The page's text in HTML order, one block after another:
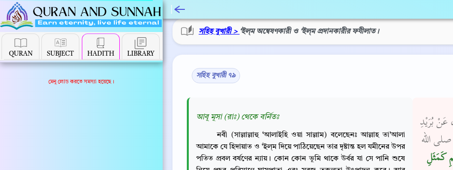
QURAN SUBJECT HADITH LIBRARY
মেনু লোড করতে সমস্যা হয়েছে।
সহিহ বুখারী > ‘ইল্‌ম অন্বেষণকারী ও ‘ইল্‌ম প্রদানকারীর ফযীলাত।
সহিহ বুখারী ৭৯
عَنْ بُرَيْدِ
الله
كَمَثَلِ
আবূ মূসা (রাঃ) থেকে বর্নিতঃ
নবী (সাল্লাল্লাহু ‘আলাইহি ওয়া সাল্লাম) বলেছেনঃ আল্লাহ তা’আলা
আমাকে যে হিদায়াত ও ‘ইল্‌ম দিয়ে পাঠিয়েছেন তার দৃষ্টান্ত হল যমীনের উপর
পতিত প্রবল বর্ষণের ন্যায়। কোন কোন ভূমি থাকে উর্বর যা সে পানি শুষে